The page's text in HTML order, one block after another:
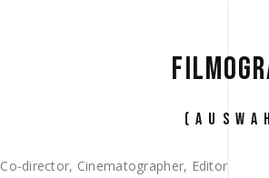
director, Cinematographer, Editor